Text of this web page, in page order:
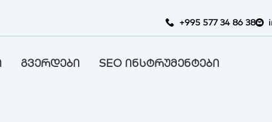
+995 577 34 86 38
გვერდები SEO ინსტრუმენტები